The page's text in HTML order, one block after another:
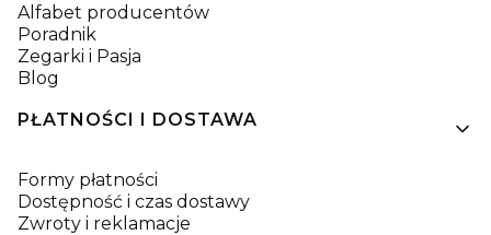
Alfabet producentów
Poradnik
Zegarki i Pasja
Blog
PŁATNOŚCI I DOSTAWA
Formy płatności
Dostępność i czas dostawy
Zwroty i reklamacje